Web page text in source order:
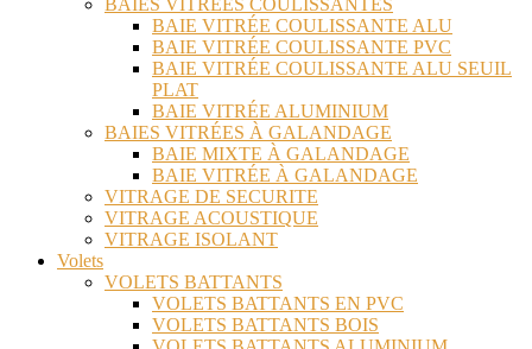
BAIES VITRÉES COULISSANTES
BAIE VITRÉE COULISSANTE ALU
BAIE VITRÉE COULISSANTE PVC
BAIE VITRÉE COULISSANTE ALU SEUIL
PLAT
BAIE VITRÉE ALUMINIUM
BAIES VITRÉES À GALANDAGE
BAIE MIXTE À GALANDAGE
BAIE VITRÉE À GALANDAGE
VITRAGE DE SECURITE
VITRAGE ACOUSTIQUE
VITRAGE ISOLANT
Volets
VOLETS BATTANTS
VOLETS BATTANTS EN PVC
VOLETS BATTANTS BOIS